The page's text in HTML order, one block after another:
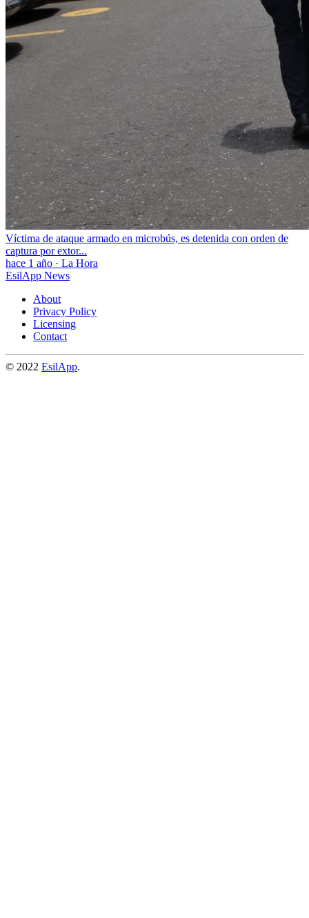
Víctima de ataque armado en microbús, es detenida con orden de
captura por extor...
hace 1 año · La Hora
EsilApp News
About
Privacy Policy
Licensing
Contact
© 2022 EsilApp.